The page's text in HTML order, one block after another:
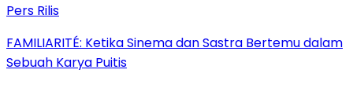
Pers Rilis
FAMILIARITÉ: Ketika Sinema dan Sastra Bertemu dalam
Sebuah Karya Puitis